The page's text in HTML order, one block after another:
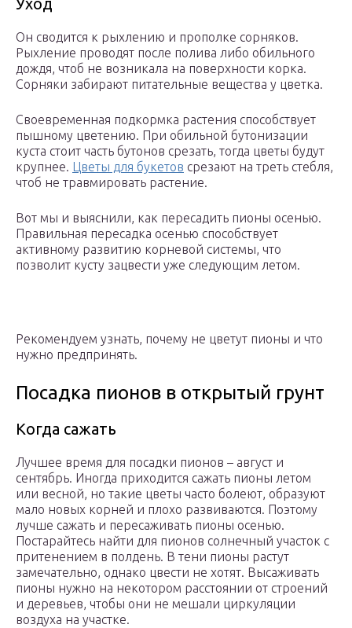
Уход
Он сводится к рыхлению и прополке сорняков.
Рыхление проводят после полива либо обильного
дождя, чтоб не возникала на поверхности корка.
Сорняки забирают питательные вещества у цветка.
Своевременная подкормка растения способствует
пышному цветению. При обильной бутонизации
куста стоит часть бутонов срезать, тогда цветы будут
крупнее. Цветы для букетов срезают на треть стебля,
чтоб не травмировать растение.
Вот мы и выяснили, как пересадить пионы осенью.
Правильная пересадка осенью способствует
активному развитию корневой системы, что
позволит кусту зацвести уже следующим летом.
Рекомендуем узнать, почему не цветут пионы и что
нужно предпринять.
Посадка пионов в открытый грунт
Когда сажать
Лучшее время для посадки пионов – август и
сентябрь. Иногда приходится сажать пионы летом
или весной, но такие цветы часто болеют, образуют
мало новых корней и плохо развиваются. Поэтому
лучше сажать и пересаживать пионы осенью.
Постарайтесь найти для пионов солнечный участок с
притенением в полдень. В тени пионы растут
замечательно, однако цвести не хотят. Высаживать
пионы нужно на некотором расстоянии от строений
и деревьев, чтобы они не мешали циркуляции
воздуха на участке.